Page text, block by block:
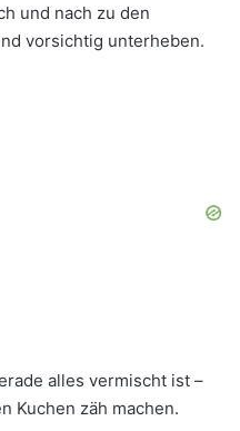
und nach zu den
vorsichtig unterheben.
alles vermischt ist –
Kuchen zäh machen.